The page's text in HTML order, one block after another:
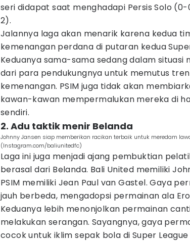
seri didapat saat menghadapi Persis Solo
2).
Jalannya laga akan menarik karena kedua
kemenangan perdana di putaran kedua
Keduanya sama-sama sedang dalam
dari para pendukungnya untuk memutus
kemenangan. PSIM juga tidak akan
kawan-kawan mempermalukan mereka di
sendiri.
2. Adu taktik menir Belanda
Johnny Jansen siap memberikan racikan terbaik untuk meredam
(Instagram.com/baliunitedfc)
Laga ini juga menjadi ajang pembuktian
berasal dari Belanda. Bali United memiliki
PSIM memiliki Jean Paul van Gastel. Gaya
jauh berbeda, mengadopsi permainan ala
Keduanya lebih menonjolkan permainan
melakukan serangan. Sayangnya, gaya
cocok untuk iklim sepak bola di Super